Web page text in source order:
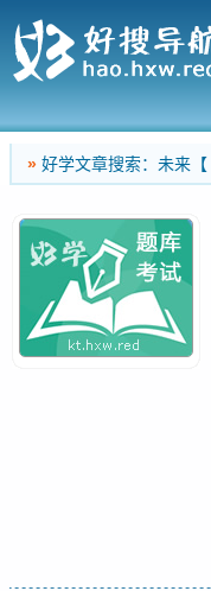
» 好学文章搜索：未来【